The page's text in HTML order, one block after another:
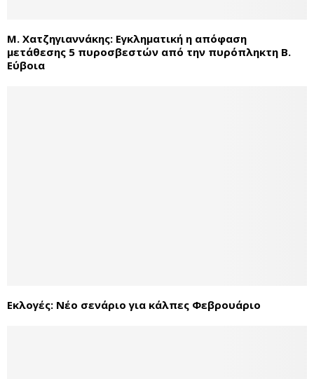
Μ. Χατζηγιαννάκης: Εγκληματική η απόφαση
μετάθεσης 5 πυροσβεστών από την πυρόπληκτη Β.
Εύβοια
Εκλογές: Νέο σενάριο για κάλπες Φεβρουάριο